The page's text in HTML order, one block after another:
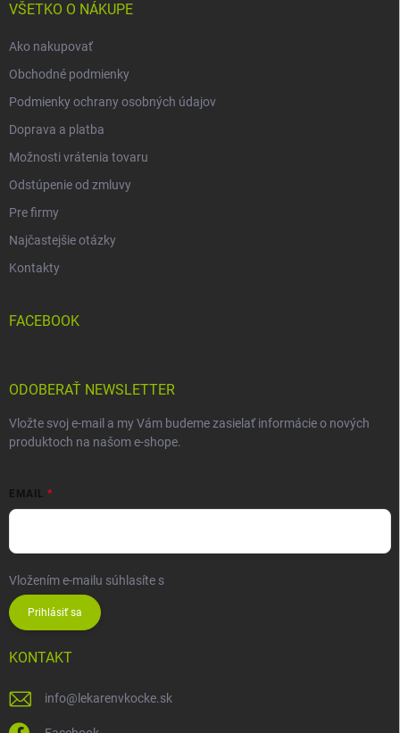
VŠETKO O NÁKUPE
Ako nakupovať
Obchodné podmienky
Podmienky ochrany osobných údajov
Doprava a platba
Možnosti vrátenia tovaru
Odstúpenie od zmluvy
Pre firmy
Najčastejšie otázky
Kontakty
FACEBOOK
ODOBERAŤ NEWSLETTER
Vložte svoj e-mail a my Vám budeme zasielať informácie o nových
produktoch na našom e-shope.
EMAIL
Vložením e-mailu súhlasíte s
Prihlásiť sa
KONTAKT
info@ lekarenvkocke.sk